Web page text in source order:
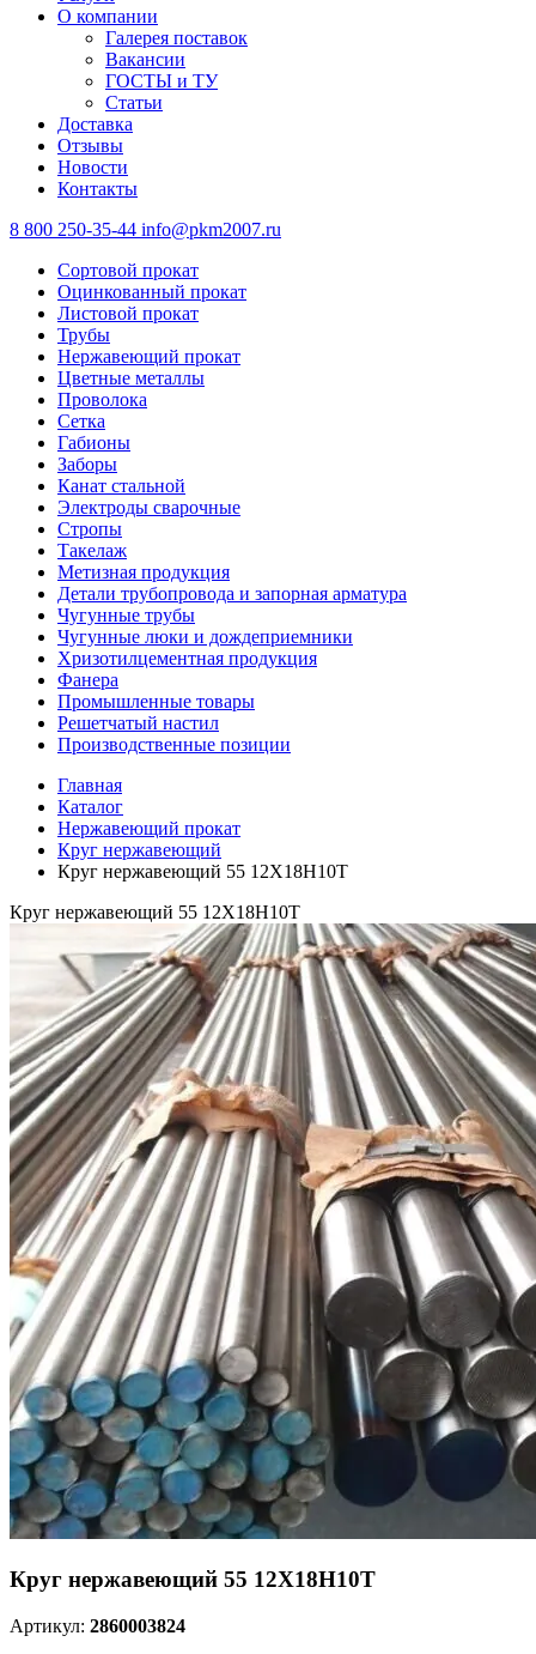
О компании
Галерея поставок
Вакансии
ГОСТЫ и ТУ
Статьи
Доставка
Отзывы
Новости
Контакты
8 800 250-35-44 info@pkm2007.ru
Сортовой прокат
Оцинкованный прокат
Листовой прокат
Трубы
Нержавеющий прокат
Цветные металлы
Проволока
Сетка
Габионы
Заборы
Канат стальной
Электроды сварочные
Стропы
Такелаж
Метизная продукция
Детали трубопровода и запорная арматура
Чугунные трубы
Чугунные люки и дождеприемники
Хризотилцементная продукция
Фанера
Промышленные товары
Решетчатый настил
Производственные позиции
Главная
Каталог
Нержавеющий прокат
Круг нержавеющий
Круг нержавеющий 55 12Х18Н10Т
Круг нержавеющий 55 12Х18Н10Т
Круг нержавеющий 55 12Х18Н10Т
Артикул: 2860003824